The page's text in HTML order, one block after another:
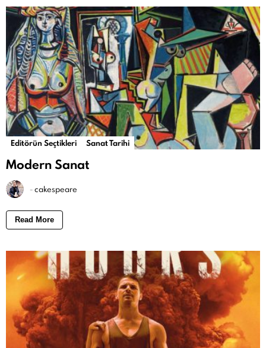
Editörün Seçtikleri Sanat Tarihi
Modern Sanat
-cakespeare
Read More